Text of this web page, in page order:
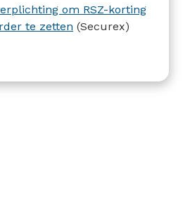
om RSZ-korting
te zetten (Securex)